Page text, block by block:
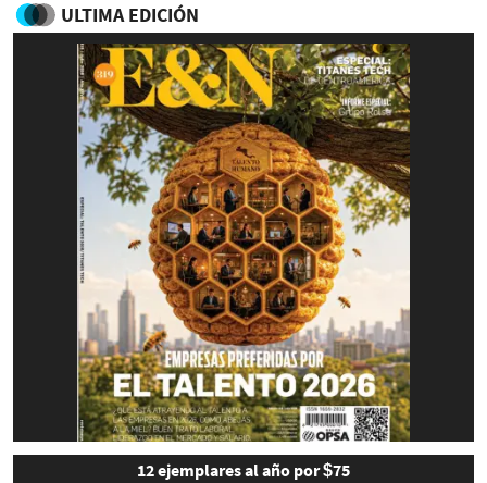
ULTIMA EDICIÓN
12 ejemplares al año por $75